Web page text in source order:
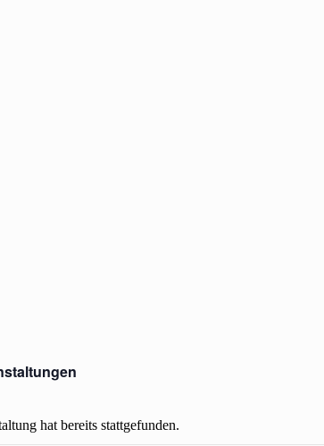
hat bereits stattgefunden.